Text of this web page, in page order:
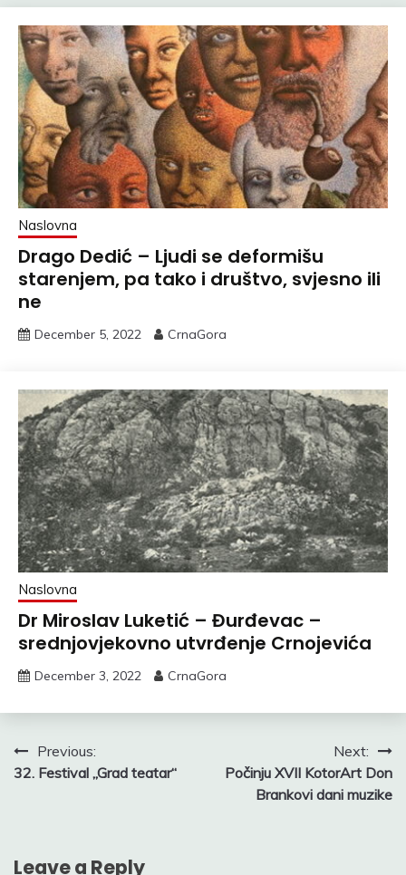
Naslovna
Drago Dedić – Ljudi se deformišu
starenjem, pa tako i društvo, svjesno ili
ne
December 5, 2022 CrnaGora
Naslovna
Dr Miroslav Luketić – Đurđevac –
srednjovjekovno utvrđenje Crnojevića
December 3, 2022 CrnaGora
Post
navigation
Previous:
32. Festival „Grad teatar“
Next:
Počinju XVII KotorArt Don
Brankovi dani muzike
Leave a Reply